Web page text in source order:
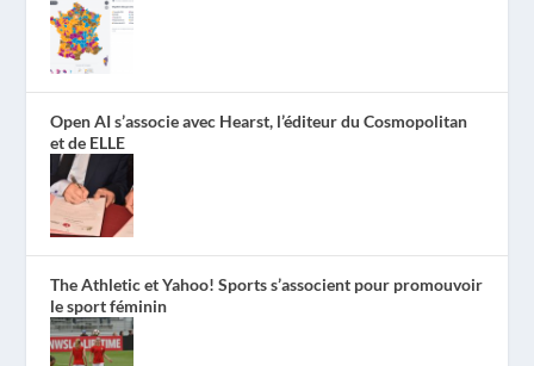
Open AI s’associe avec Hearst, l’éditeur du Cosmopolitan
et de ELLE
The Athletic et Yahoo! Sports s’associent pour promouvoir
le sport féminin